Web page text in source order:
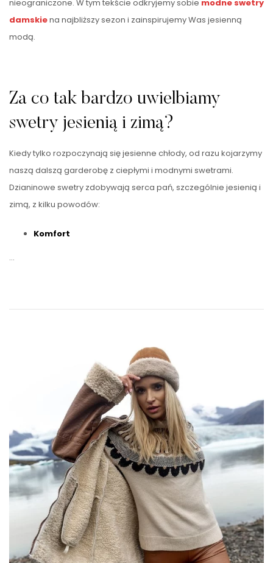
nieograniczone. W tym tekście odkryjemy sobie modne swetry
damskiena najbliższy sezon i zainspirujemy Was jesienną
modą.
Za co tak bardzo uwielbiamy
swetry jesienią i zimą?
Kiedy tylko rozpoczynają się jesienne chłody, od razu kojarzymy
naszą dalszą garderobę z ciepłymi i modnymi swetrami.
Dzianinowe swetry zdobywają serca pań, szczególnie jesienią i
zimą, z kilku powodów:
Komfort
…